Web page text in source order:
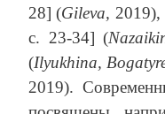
28] (Gileva, 2019),
с. 23-34] (
(Ilyukhina,
2019).